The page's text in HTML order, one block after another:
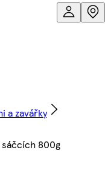
a zavářky
sáčcích 800g